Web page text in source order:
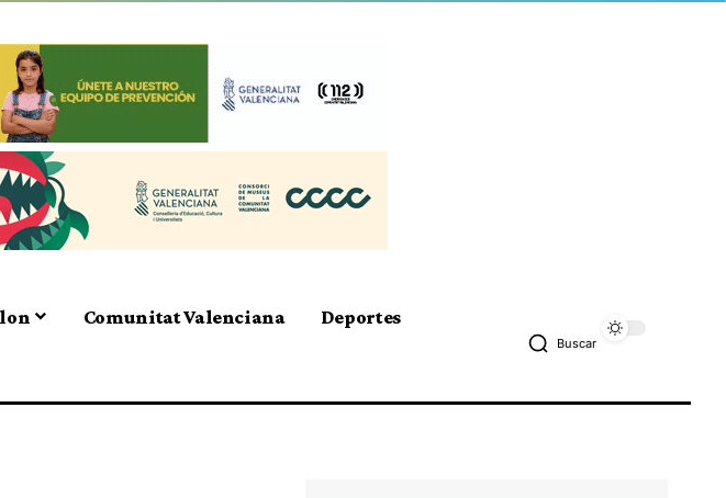
Comunitat Valenciana Deportes
Buscar